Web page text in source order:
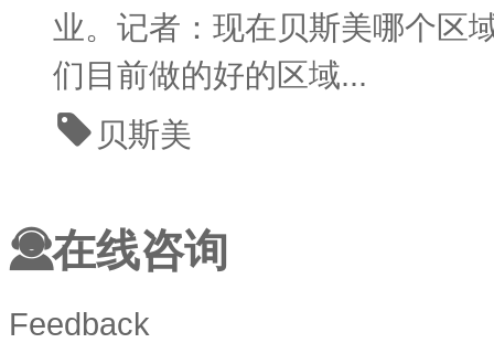
业。记者：现在贝斯美哪个区
们目前做的好的区域...
贝斯美
在线咨询
Feedback